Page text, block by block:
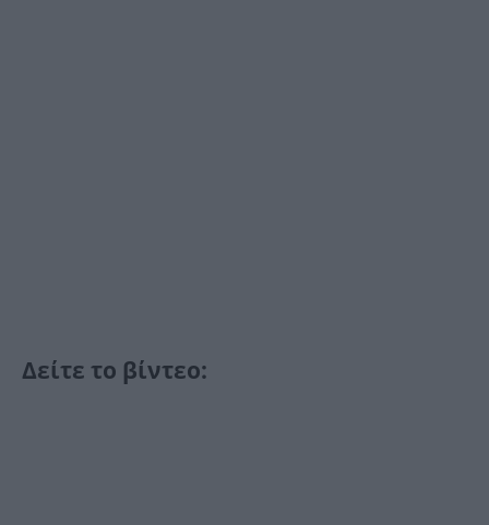
Δείτε το βίντεο: